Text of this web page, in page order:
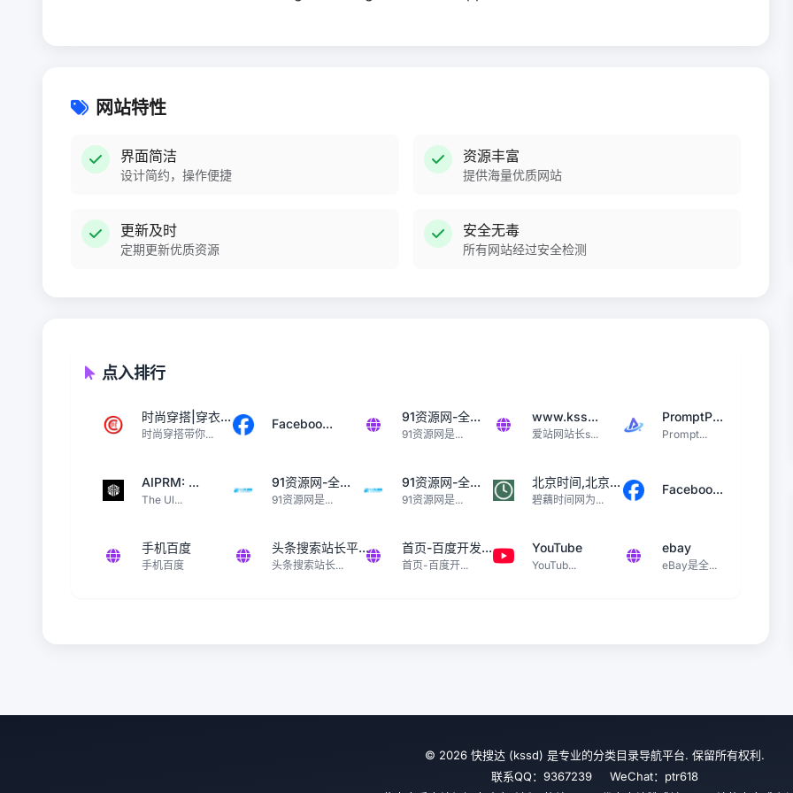
网站特性
界面简洁
设计简约，操作便捷
资源丰富
提供海量优质网站
更新及时
定期更新优质资源
安全无毒
所有网站经过安全检测
点入排行
时尚穿搭|穿衣...
时尚穿搭带你...
Faceboo... 91资源网-全...
91资源网是...
www.kss...
爱站网站长s...
PromptP...
Prompt...
AIPRM: ...
The Ul...
91资源网-全...
91资源网是...
91资源网-全...
91资源网是...
北京时间,北京...
碧藕时间网为...
Faceboo...
手机百度
手机百度
头条搜索站长平...
头条搜索站长...
首页-百度开发...
首页-百度开...
YouTube
YouTub...
ebay
eBay是全...
© 2026 快搜达 (kssd) 是专业的分类目录导航平台. 保留所有权利.
联系QQ：9367239 WeChat：ptr618